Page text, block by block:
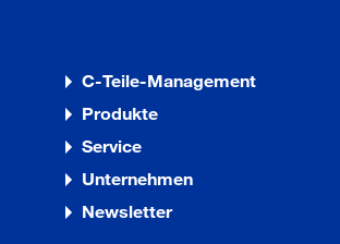
C-Teile-Management
Produkte
Service
Unternehmen
Newsletter